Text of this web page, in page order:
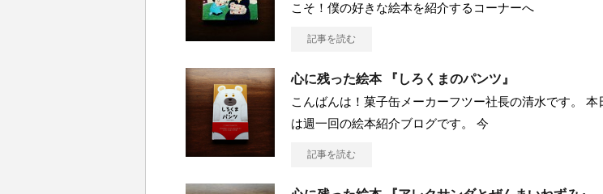
こそ！僕の好きな絵本を紹介するコーナーへ
記事を読む
心に残った絵本 『しろくまのパンツ』
こんばんは！菓子缶メーカーフツー社長の清水です。 本
は週一回の絵本紹介ブログです。 今
記事を読む